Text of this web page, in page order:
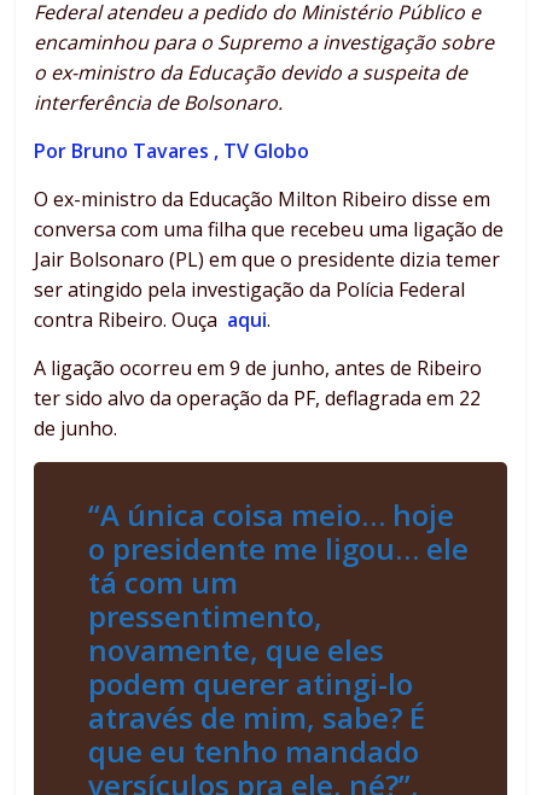
Federal atendeu a pedido do Ministério Público e
encaminhou para o Supremo a investigação sobre
o ex-ministro da Educação devido a suspeita de
interferência de Bolsonaro.
Por Bruno Tavares , TV Globo
O ex-ministro da Educação Milton Ribeiro disse em
conversa com uma filha que recebeu uma ligação de
Jair Bolsonaro (PL) em que o presidente dizia temer
ser atingido pela investigação da Polícia Federal
contra Ribeiro. Ouça aqui.
A ligação ocorreu em 9 de junho, antes de Ribeiro
ter sido alvo da operação da PF, deflagrada em 22
de junho.
“A única coisa meio… hoje
o presidente me ligou… ele
tá com um
pressentimento,
novamente, que eles
podem querer atingi-lo
através de mim, sabe? É
que eu tenho mandado
versículos pra ele, né?”,